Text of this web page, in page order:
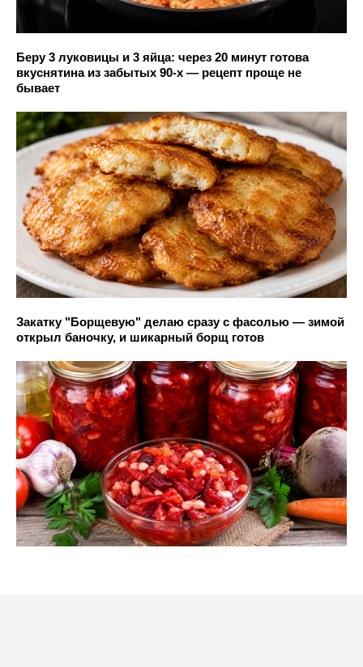
Беру 3 луковицы и 3 яйца: через 20 минут готова
вкуснятина из забытых 90-х — рецепт проще не
бывает
Закатку "Борщевую" делаю сразу с фасолью — зимой
открыл баночку, и шикарный борщ готов